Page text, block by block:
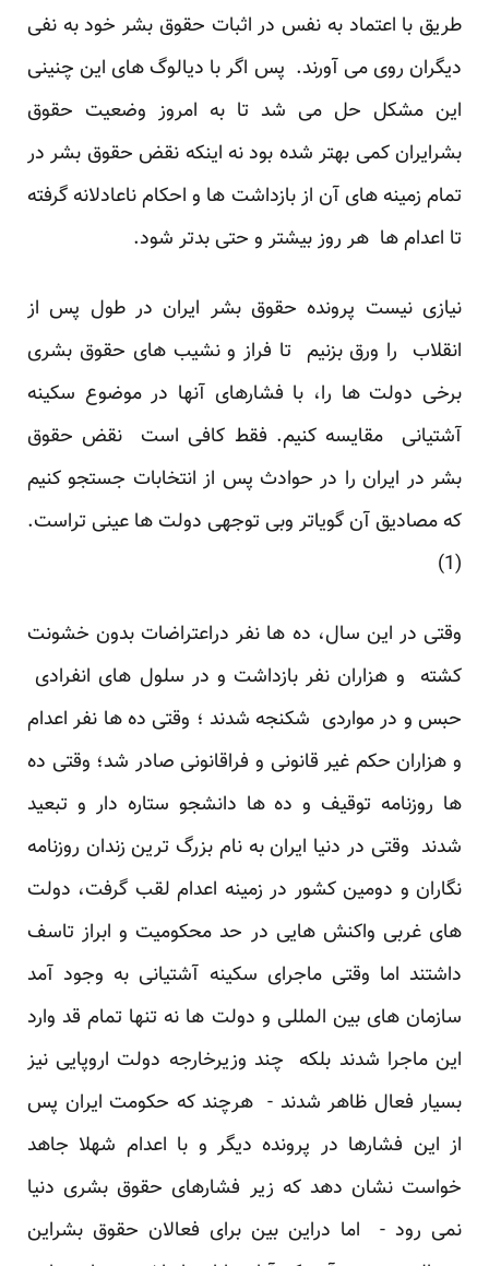
طریق با اعتماد به نفس در اثبات حقوق بشر خود به نفی
دیگران روی می آورند. پس اگر با دیالوگ های این چنینی
این مشکل حل می شد تا به امروز وضعیت حقوق
بشرایران کمی بهتر شده بود نه اینکه نقض حقوق بشر در
تمام زمینه های آن از بازداشت ها و احکام ناعادلانه گرفته
تا اعدام ها هر روز بیشتر و حتی بدتر شود.
نیازی نیست پرونده حقوق بشر ایران در طول پس از
انقلاب را ورق بزنیم تا فراز و نشیب های حقوق بشری
برخی دولت ها را، با فشارهای آنها در موضوع سکینه
آشتیانی مقایسه کنیم. فقط کافی است نقض حقوق
بشر در ایران را در حوادث پس از انتخابات جستجو کنیم
که مصادیق آن گویاتر وبی توجهی دولت ها عینی تراست.
(1)
وقتی در این سال، ده ها نفر دراعتراضات بدون خشونت
کشته و هزاران نفر بازداشت و در سلول های انفرادی
حبس و در مواردی شکنجه شدند ؛ وقتی ده ها نفر اعدام
و هزاران حکم غیر قانونی و فراقانونی صادر شد؛ وقتی ده
ها روزنامه توقیف و ده ها دانشجو ستاره دار و تبعید
شدند وقتی در دنیا ایران به نام بزرگ ترین زندان روزنامه
نگاران و دومین کشور در زمینه اعدام لقب گرفت، دولت
های غربی واکنش هایی در حد محکومیت و ابراز تاسف
داشتند اما وقتی ماجرای سکینه آشتیانی به وجود آمد
سازمان های بین المللی و دولت ها نه تنها تمام قد وارد
این ماجرا شدند بلکه چند وزیرخارجه دولت اروپایی نیز
بسیار فعال ظاهر شدند - هرچند که حکومت ایران پس
از این فشارها در پرونده دیگر و با اعدام شهلا جاهد
خواست نشان دهد که زیر فشارهای حقوق بشری دنیا
نمی رود - اما دراین بین برای فعالان حقوق بشراین